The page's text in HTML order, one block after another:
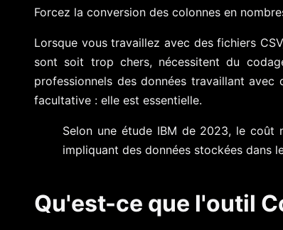
Forcez la conversion des colonnes en
Lorsque vous travaillez avec des fichiers
sont soit trop chers, nécessitent du
professionnels des données travaillant
facultative : elle est essentielle.
Selon une étude IBM de 2023, le
impliquant des données stockées dans
Qu'est-ce que l'outil